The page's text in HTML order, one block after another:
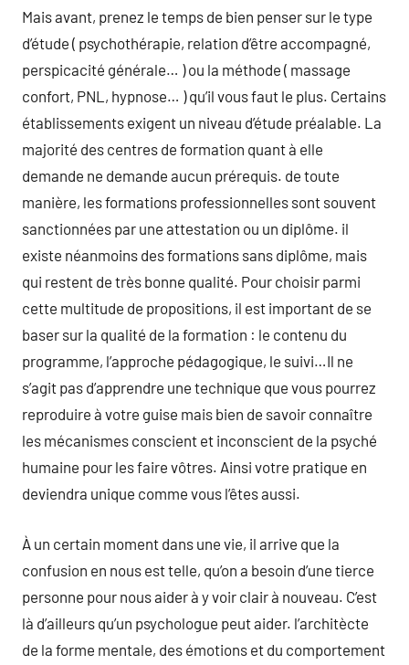
Mais avant, prenez le temps de bien penser sur le type
d’étude ( psychothérapie, relation d’être accompagné,
perspicacité générale… ) ou la méthode ( massage
confort, PNL, hypnose… ) qu’il vous faut le plus. Certains
établissements exigent un niveau d’étude préalable. La
majorité des centres de formation quant à elle
demande ne demande aucun prérequis. de toute
manière, les formations professionnelles sont souvent
sanctionnées par une attestation ou un diplôme. il
existe néanmoins des formations sans diplôme, mais
qui restent de très bonne qualité. Pour choisir parmi
cette multitude de propositions, il est important de se
baser sur la qualité de la formation : le contenu du
programme, l’approche pédagogique, le suivi…Il ne
s’agit pas d’apprendre une technique que vous pourrez
reproduire à votre guise mais bien de savoir connaître
les mécanismes conscient et inconscient de la psyché
humaine pour les faire vôtres. Ainsi votre pratique en
deviendra unique comme vous l’êtes aussi.
À un certain moment dans une vie, il arrive que la
confusion en nous est telle, qu’on a besoin d’une tierce
personne pour nous aider à y voir clair à nouveau. C’est
là d’ailleurs qu’un psychologue peut aider. l’architècte
de la forme mentale, des émotions et du comportement